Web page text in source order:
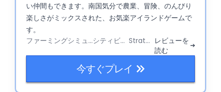
い仲間もできます。南国気分で農業、冒険、のんびり
楽しさがミックスされた、お気楽アイランドゲームで
す。
ファーミングシミュレーター
シティビルダー Strategy レビューを
読む
今すぐプレイ